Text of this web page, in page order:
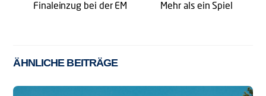
Finaleinzug bei der EM Mehr als ein Spiel
ÄHNLICHE BEITRÄGE